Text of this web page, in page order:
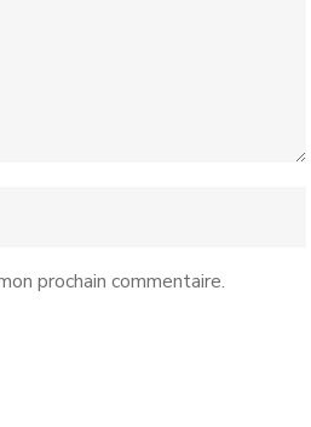
prochain commentaire.